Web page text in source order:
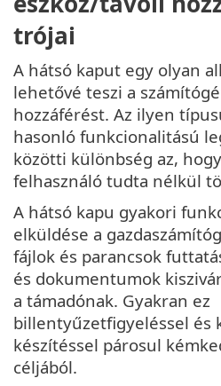
trójai
A hátsó kaput egy olyan
lehetővé teszi a
hozzáférést. Az ilyen
hasonló funkcionalitású
közötti különbség az,
felhasználó tudta nélkül
A hátsó kapu gyakori
elküldése a
fájlok és parancsok
és dokumentumok
a támadónak. Gyakran ez
billentyűzetfigyeléssel és
készítéssel párosul
céljából.